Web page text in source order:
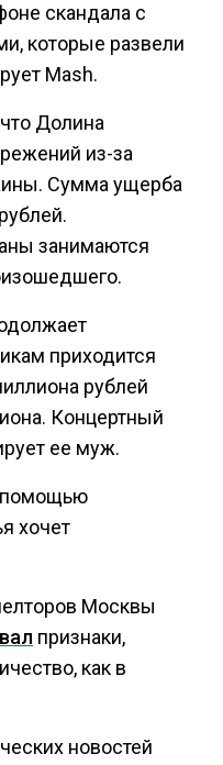
скандала с
которые развели
Mash.
Долина
из-за
Сумма ущерба
занимаются
приходится
рублей
Концертный
ее муж.
помощью
хочет
Москвы
признаки,
как в
новостей